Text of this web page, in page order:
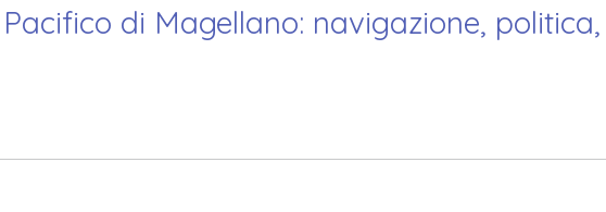
di Magellano: navigazione, politica,